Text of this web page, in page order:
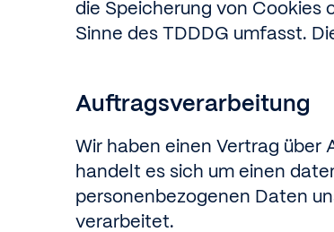
die Speicherung von Cookies
Sinne des TDDDG umfasst.
Auftragsverarbeitung
Wir haben einen Vertrag über
handelt es sich um einen
personenbezogenen Daten
verarbeitet.